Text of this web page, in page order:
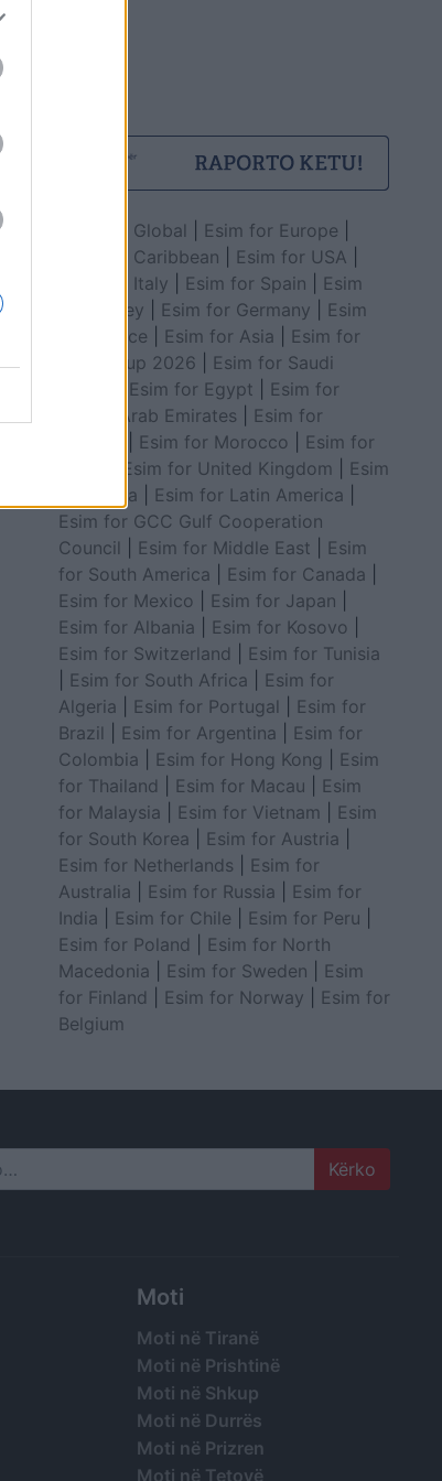
Esim for Global Esim for Europe
Esim for Caribbean
Esim for USA
Esim for Italy
Esim for Spain
Esim
for Turkey
Esim for Germany
Esim
for Greece
Esim for Asia
Esim for
World Cup 2026
Esim for Saudi
Esim for Egypt
Esim for
United Arab Emirates
Esim for
Esim for Morocco
Esim for
Esim for United Kingdom
Esim
for Africa
Esim for Latin America
Esim for GCC Gulf Cooperation
Council
Esim for Middle East
Esim
for South America
Esim for Canada
Esim for Mexico
Esim for Japan
Esim for Albania
Esim for Kosovo
Esim for Switzerland
Esim for Tunisia
Esim for South Africa
Esim for
Algeria
Esim for Portugal
Esim for
Brazil
Esim for Argentina
Esim for
Colombia
Esim for Hong Kong
Esim
for Thailand
Esim for Macau
Esim
for Malaysia
Esim for Vietnam
Esim
for South Korea
Esim for Austria
Esim for Netherlands
Esim for
Australia
Esim for Russia
Esim for
India
Esim for Chile Esim for Peru
Esim for Poland
Esim for North
Macedonia
Esim for Sweden
Esim
for Finland
Esim for Norway
Esim for
Belgium
Moti
Moti në Tiranë
Moti në Prishtinë
Moti në Shkup
Moti në Durrës
Moti në Prizren
Moti në Tetovë